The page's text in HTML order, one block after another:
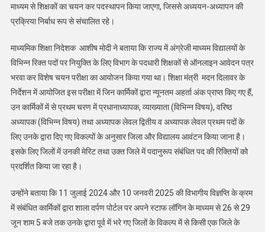
माध्यम से शिक्षकों का चयन कर पदस्थापन किया जाएगा, जिससे अध्ययन-अध्यापन की
प्रक्रिया निर्बाध रूप से संचालित रहे।
माध्यमिक शिक्षा निदेशक आशीष मोदी ने बताया कि राज्य में अंग्रेजी माध्यम विद्यालयों के
विभिन्न रिक्त पदों पर नियुक्ति के लिए विभाग के पदधारी शिक्षकों से ऑनलाइन आवेदन पत्र
भरवा कर विशेष चयन परीक्षा का आयोजन किया गया था। शिक्षा मंत्री मदन दिलावर के
निर्देशन में आयोजित इस परीक्षा में जिन कार्मिकों द्वारा न्यूनतम अहर्ता अंक प्राप्त किए गए हैं,
उन कार्मिकों में से प्रथम चरण में प्रधानाध्यापक, व्याख्याता (विभिन्न विषय), वरिष्ठ
अध्यापक (विभिन्न विषय) तथा अध्यापक लेवल द्वितीय व अध्यापक लेवल प्रथम पदों के
लिए उनके द्वारा दिए गए विकल्पों के अनुसार जिला और विद्यालय आवंटन किया जाना है।
इसके लिए जिलों में उनकी मेरिट तथा उक्त जिले में पदानुरूप संबंधित पद की रिक्तियों को
प्रदर्शित किया जा रहा है।
उन्होंने बताया कि 11 जुलाई 2024 और 10 जनवरी 2025 की विभागीय विज्ञप्ति के क्रम
में संबंधित कार्मिकों द्वारा शाला दर्पण पोर्टल पर अपने स्टाफ लॉगिन के माध्यम से 26 से 29
जून शाम 5 बजे तक उनके द्वारा पूर्व में भरे गए जिलों के विकल्प में से किसी एक जिले के